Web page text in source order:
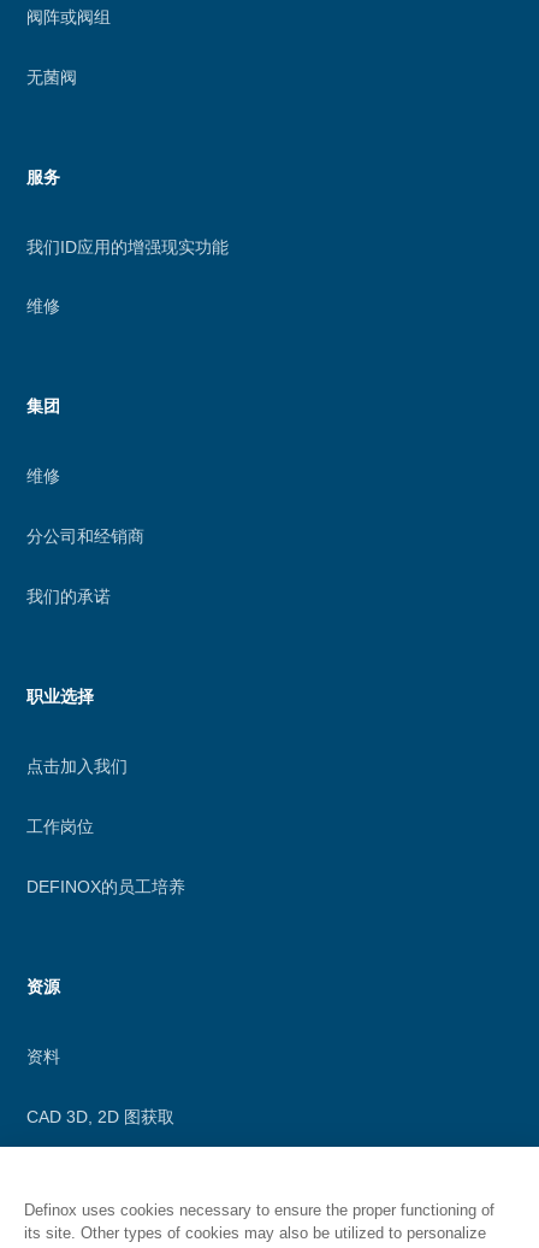
阀阵或阀组
无菌阀
服务
我们ID应用的增强现实功能
维修
集团
维修
分公司和经销商
我们的承诺
职业选择
点击加入我们
工作岗位
DEFINOX的员工培养
资源
资料
CAD 3D, 2D 图获取
Secondary
Definox uses cookies necessary to ensure the proper functioning of
its site. Other types of cookies may also be utilized to personalize